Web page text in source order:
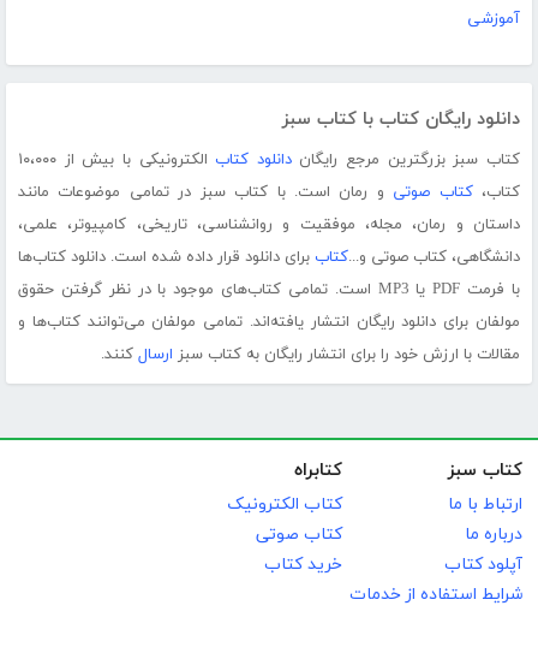
آموزشی
دانلود رایگان کتاب با کتاب سبز
کتاب سبز بزرگترین مرجع رایگاندانلود کتاب
الکترونیکی با بیش از ۱۰،۰۰۰
کتاب،کتاب صوتی و رمان است. با کتاب سبز در تمامی موضوعات مانند
داستان و رمان، مجله، موفقیت و روانشناسی، تاریخی، کامپیوتر، علمی،
دانشگاهی، کتاب صوتی و...کتاب برای دانلود قرار داده شده است. دانلود کتاب‌ها
با فرمت PDF یا MP3 است. تمامی کتاب‌های موجود با در نظر گرفتن حقوق
مولفان برای دانلود رایگان انتشار یافته‌اند. تمامی مولفان می‌توانند کتاب‌ها و
مقالات با ارزش خود را برای انتشار رایگان به کتاب سبز ارسال کنند.
کتاب سبز
ارتباط با ما
درباره ما
آپلود کتاب
شرایط استفاده از خدمات
کتابراه
کتاب الکترونیک
کتاب صوتی
خرید کتاب